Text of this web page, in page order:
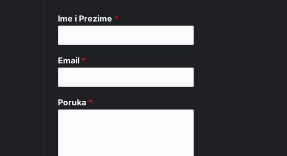
Ime i Prezime *
Email *
Poruka *